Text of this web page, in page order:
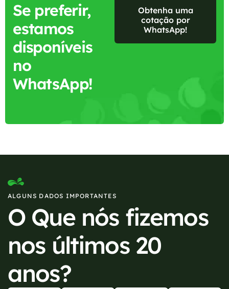
Se preferir,
estamos
disponíveis
no
WhatsApp!
Obtenha uma
cotação por
WhatsApp!
ALGUNS DADOS IMPORTANTES
O Que nós fizemos
nos últimos 20
anos?